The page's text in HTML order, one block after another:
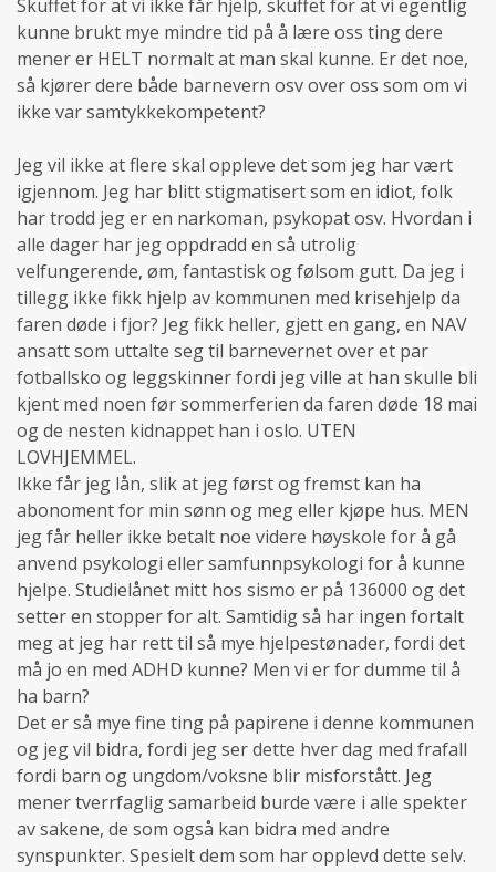
Skuffet for at vi ikke får hjelp, skuffet for at vi egentlig
kunne brukt mye mindre tid på å lære oss ting dere
mener er HELT normalt at man skal kunne. Er det noe,
så kjører dere både barnevern osv over oss som om vi
ikke var samtykkekompetent?
Jeg vil ikke at flere skal oppleve det som jeg har vært
igjennom. Jeg har blitt stigmatisert som en idiot, folk
har trodd jeg er en narkoman, psykopat osv. Hvordan i
alle dager har jeg oppdradd en så utrolig
velfungerende, øm, fantastisk og følsom gutt. Da jeg i
tillegg ikke fikk hjelp av kommunen med krisehjelp da
faren døde i fjor? Jeg fikk heller, gjett en gang, en NAV
ansatt som uttalte seg til barnevernet over et par
fotballsko og leggskinner fordi jeg ville at han skulle bli
kjent med noen før sommerferien da faren døde 18 mai
og de nesten kidnappet han i oslo. UTEN
LOVHJEMMEL.
Ikke får jeg lån, slik at jeg først og fremst kan ha
abonoment for min sønn og meg eller kjøpe hus. MEN
jeg får heller ikke betalt noe videre høyskole for å gå
anvend psykologi eller samfunnpsykologi for å kunne
hjelpe. Studielånet mitt hos sismo er på 136000 og det
setter en stopper for alt. Samtidig så har ingen fortalt
meg at jeg har rett til så mye hjelpestønader, fordi det
må jo en med ADHD kunne? Men vi er for dumme til å
ha barn?
Det er så mye fine ting på papirene i denne kommunen
og jeg vil bidra, fordi jeg ser dette hver dag med frafall
fordi barn og ungdom/voksne blir misforstått. Jeg
mener tverrfaglig samarbeid burde være i alle spekter
av sakene, de som også kan bidra med andre
synspunkter. Spesielt dem som har opplevd dette selv.